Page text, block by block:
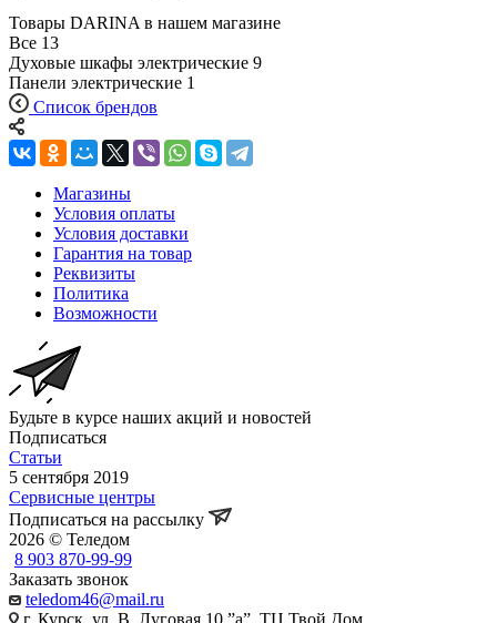
Товары DARINA в нашем магазине
Все 13
Духовые шкафы электрические 9
Панели электрические 1
Список брендов
Магазины
Условия оплаты
Условия доставки
Гарантия на товар
Реквизиты
Политика
Возможности
Будьте в курсе наших акций и новостей
Подписаться
Статьи
5 сентября 2019
Сервисные центры
Подписаться на рассылку
2026 © Теледом
8 903 870-99-99
Заказать звонок
teledom46@mail.ru
г. Курск, ул. В. Луговая 10 ”а”, ТЦ Твой Дом